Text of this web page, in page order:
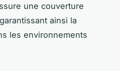
une couverture
ainsi la
les environnements